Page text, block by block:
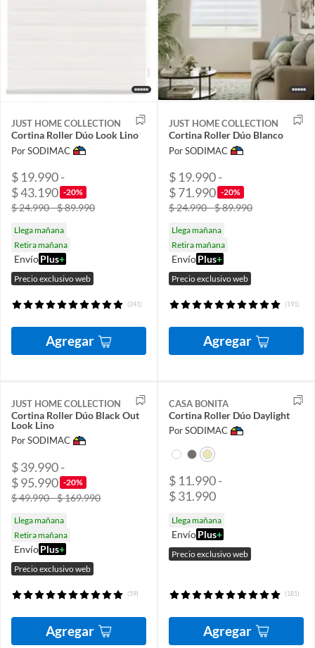
JUST HOME COLLECTION
Cortina Roller Dúo Look Lino
Por SODIMAC
$ 19.990 -
$ 43.190 -20%
$ 24.990 - $ 89.990
Llega mañana
Retira mañana
EnvíoPlus+
Precio exclusivo web
(241)
Agregar
JUST HOME COLLECTION
Cortina Roller Dúo Blanco
Por SODIMAC
$ 19.990 -
$ 71.990 -20%
$ 24.990 - $ 89.990
Llega mañana
Retira mañana
EnvíoPlus+
Precio exclusivo web
(191)
Agregar
JUST HOME COLLECTION
Cortina Roller Dúo Black Out
Look Lino
Por SODIMAC
$ 39.990 -
$ 95.990 -20%
$ 49.990 - $ 169.990
Llega mañana
Retira mañana
EnvíoPlus+
Precio exclusivo web
(59)
Agregar
CASA BONITA
Cortina Roller Dúo Daylight
Por SODIMAC
$ 11.990 -
$ 31.990
Llega mañana
EnvíoPlus+
Precio exclusivo web
(181)
Agregar